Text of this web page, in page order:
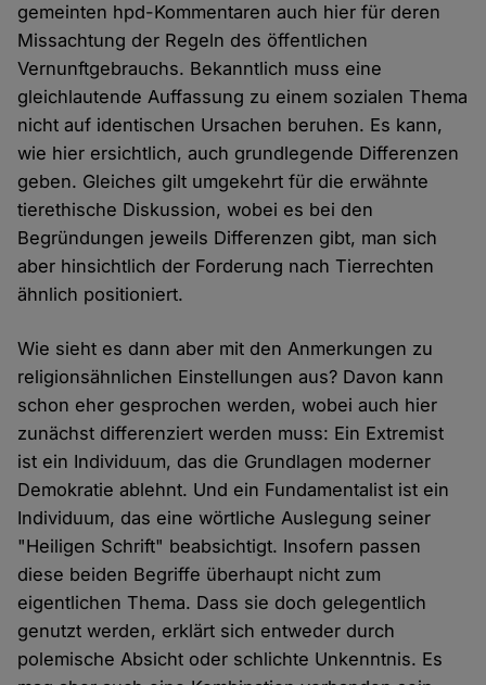
gemeinten hpd-Kommentaren auch hier für deren
Missachtung der Regeln des öffentlichen
Vernunftgebrauchs. Bekanntlich muss eine
gleichlautende Auffassung zu einem sozialen Thema
nicht auf identischen Ursachen beruhen. Es kann,
wie hier ersichtlich, auch grundlegende Differenzen
geben. Gleiches gilt umgekehrt für die erwähnte
tierethische Diskussion, wobei es bei den
Begründungen jeweils Differenzen gibt, man sich
aber hinsichtlich der Forderung nach Tierrechten
ähnlich positioniert.
Wie sieht es dann aber mit den Anmerkungen zu
religionsähnlichen Einstellungen aus? Davon kann
schon eher gesprochen werden, wobei auch hier
zunächst differenziert werden muss: Ein Extremist
ist ein Individuum, das die Grundlagen moderner
Demokratie ablehnt. Und ein Fundamentalist ist ein
Individuum, das eine wörtliche Auslegung seiner
"Heiligen Schrift" beabsichtigt. Insofern passen
diese beiden Begriffe überhaupt nicht zum
eigentlichen Thema. Dass sie doch gelegentlich
genutzt werden, erklärt sich entweder durch
polemische Absicht oder schlichte Unkenntnis. Es